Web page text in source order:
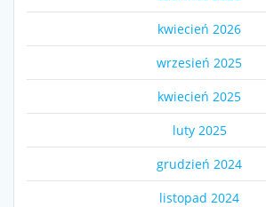
kwiecień 2026
wrzesień 2025
kwiecień 2025
luty 2025
grudzień 2024
listopad 2024